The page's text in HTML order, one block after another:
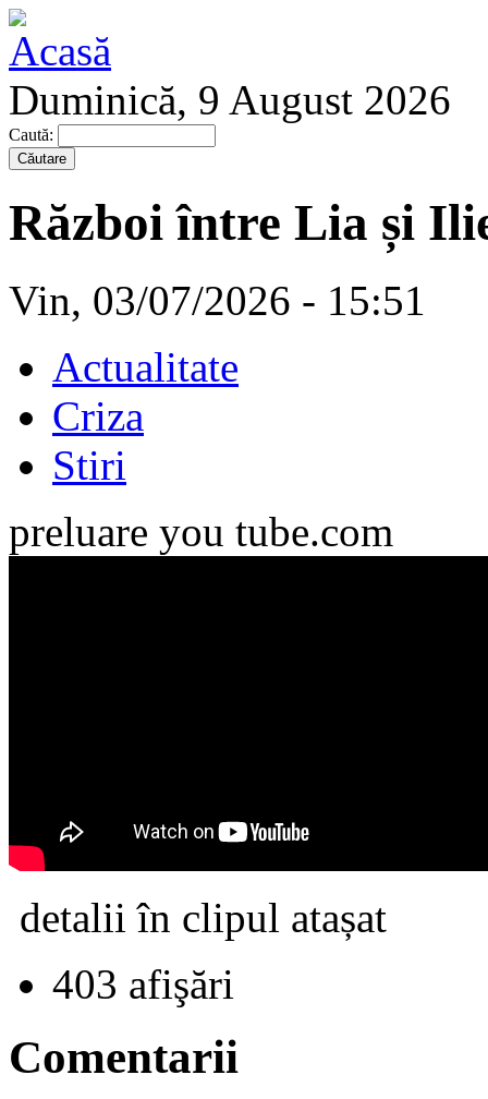
Duminică, 9 August 2026
Caută:
Război între Lia și
Vin, 03/07/2026 - 15:51
Actualitate
Criza
Stiri
preluare you tube.com
detalii în clipul atașat
403 afişări
Comentarii